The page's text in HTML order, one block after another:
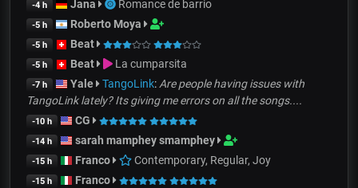
-4 h Jana Romance de barrio
-5 h Roberto Moya
-5 h Beat
-5 h Beat La cumparsita
-7 h Yale TangoLink: Are people having issues with
TangoLink lately? Its giving me errors on all the songs....
-10 h CG
-14 h sarah mamphey smamphey
-15 h Franco Contemporary, Regular, Joy
-15 h Franco